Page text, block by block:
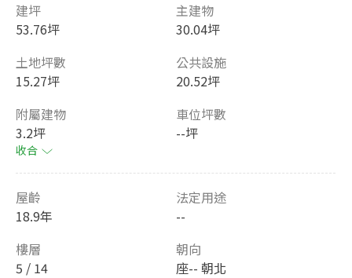
建坪
53.76坪
主建物
30.04坪
土地坪數
15.27坪
公共設施
20.52坪
附屬建物
3.2坪
收合
車位坪數
--坪
屋齡
18.9年
法定用途
--
樓層
5 / 14
朝向
座-- 朝北